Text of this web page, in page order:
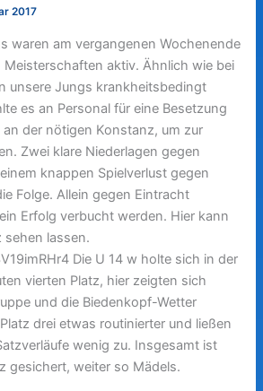
2017
waren am vergangenen Wochenende
Meisterschaften aktiv. Ähnlich wie bei
unsere Jungs krankheitsbedingt
es an Personal für eine Besetzung
der nötigen Konstanz, um zur
Zwei klare Niederlagen gegen
knappen Spielverlust gegen
Folge. Allein gegen Eintracht
Erfolg verbucht werden. Hier kann
sehen lassen.
Die U 14 w holte sich in der
vierten Platz, hier zeigten sich
und die Biedenkopf-Wetter
drei etwas routinierter und ließen
wenig zu. Insgesamt ist
gesichert, weiter so Mädels.